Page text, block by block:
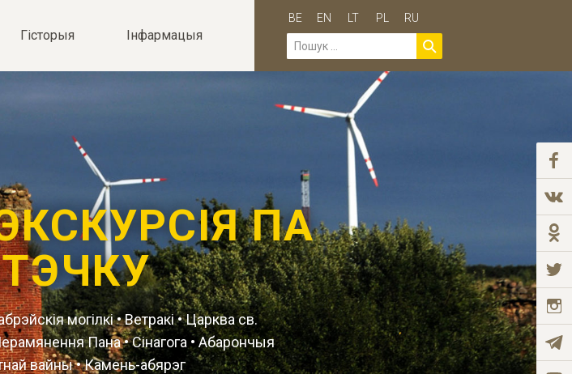
Гісторыя Iнфармацыя
BE EN LT PL RU
ПА
могілкі • Ветракі • Царква св.
Пана • Сінагога • Абарончыя
вайны • Камень-абярэг